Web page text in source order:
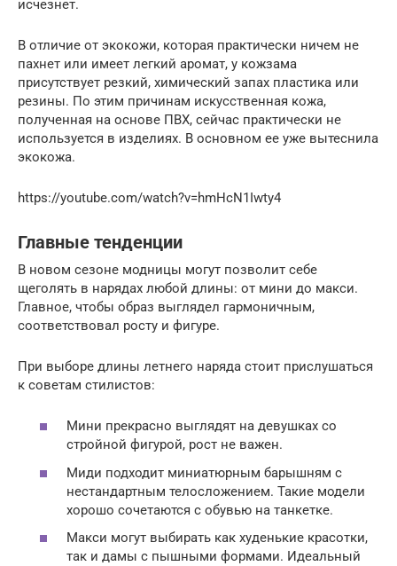
исчезнет.
В отличие от экокожи, которая практически ничем не
пахнет или имеет легкий аромат, у кожзама
присутствует резкий, химический запах пластика или
резины. По этим причинам искусственная кожа,
полученная на основе ПВХ, сейчас практически не
используется в изделиях. В основном ее уже вытеснила
экокожа.
https://youtube.com/watch?v=hmHcN1Iwty4
Главные тенденции
В новом сезоне модницы могут позволит себе
щеголять в нарядах любой длины: от мини до макси.
Главное, чтобы образ выглядел гармоничным,
соответствовал росту и фигуре.
При выборе длины летнего наряда стоит прислушаться
к советам стилистов:
Мини прекрасно выглядят на девушках со
стройной фигурой, рост не важен.
Миди подходит миниатюрным барышням с
нестандартным телосложением. Такие модели
хорошо сочетаются с обувью на танкетке.
Макси могут выбирать как худенькие красотки,
так и дамы с пышными формами. Идеальный